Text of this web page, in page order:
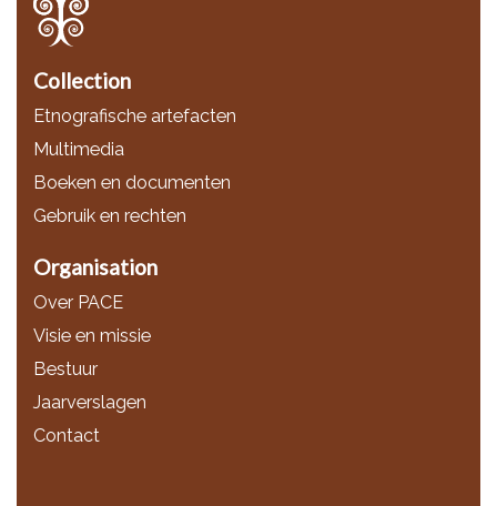
Collection
Etnografische artefacten
Multimedia
Boeken en documenten
Gebruik en rechten
Organisation
Over PACE
Visie en missie
Bestuur
Jaarverslagen
Contact